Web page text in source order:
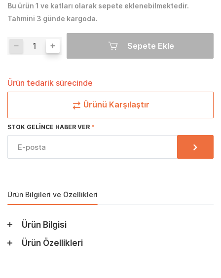
Bu ürün 1 ve katları olarak sepete eklenebilmektedir.
Tahmini 3 günde kargoda.
Sepete Ekle
Ürün tedarik sürecinde
Ürünü Karşılaştır
STOK GELINCE HABER VER
Ürün Bilgileri ve Özellikleri
Ürün Bilgisi
Ürün Özellikleri